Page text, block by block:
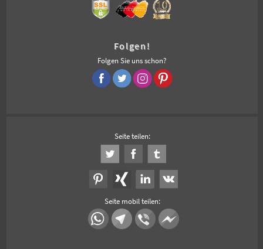
Folgen!
Folgen Sie uns schon?
Seite teilen:
Seite mobil teilen: